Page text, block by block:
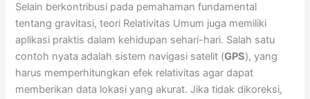
Selain berkontribusi pada pemahaman fundamental
tentang gravitasi, teori Relativitas Umum juga memiliki
aplikasi praktis dalam kehidupan sehari-hari. Salah satu
contoh nyata adalah sistem navigasi satelit (GPS), yang
harus memperhitungkan efek relativitas agar dapat
memberikan data lokasi yang akurat. Jika tidak dikoreksi,